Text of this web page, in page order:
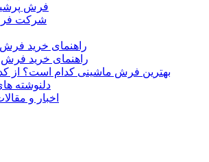
فرش
شرکت
راهنمای خرید
راهنمای خرید
بهترین فرش ماشینی کدام است؟ از
دلنوشته
اخبار و